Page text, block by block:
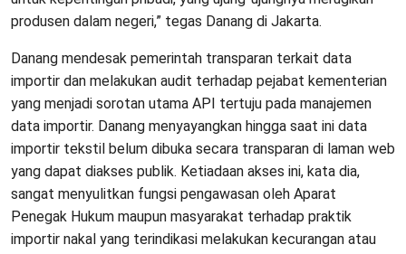
produsen dalam negeri,” tegas Danang di Jakarta.
Danang mendesak pemerintah transparan terkait data
importir dan melakukan audit terhadap pejabat kementerian
yang menjadi sorotan utama API tertuju pada manajemen
data importir. Danang menyayangkan hingga saat ini data
importir tekstil belum dibuka secara transparan di laman web
yang dapat diakses publik. Ketiadaan akses ini, kata dia,
sangat menyulitkan fungsi pengawasan oleh Aparat
Penegak Hukum maupun masyarakat terhadap praktik
importir nakal yang terindikasi melakukan kecurangan atau